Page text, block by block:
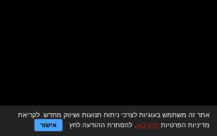
לדף הבית > מסעדות לאירועים
מגזין מסעדות לאירועים
אתר זה משתמש בעוגיות לצרכי ניתוח תנועות ושיווק מחדש. לקריאת
מדיניות הפרטיות לחץ כאן . להסתרת ההודעה לחץ אישור